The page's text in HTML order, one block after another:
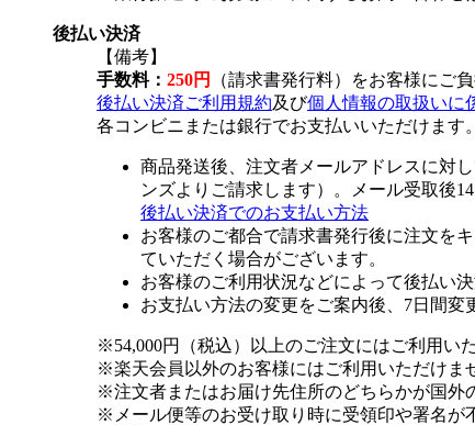
後払い決済
【備考】
手数料： 250円
（請求書発行料）をお客様にご
後払い決済ご利用規約及び個人情報の取扱いに
各コンビニまたは銀行でお支払いいただけます。
商品発送後、注文者メールアドレスに対
ンズよりご請求します）。メール受取後
後払い決済でのお支払い方法
お客様のご都合で請求書発行後に注文を
ていただく場合がございます。
お客様のご利用状況などによって後払い
お支払い方法の変更をご案内後、7日間変
※54,000円（税込）以上のご注文にはご利用い
※楽天会員以外のお客様にはご利用いただけま
※注文者またはお届け先住所のどちらかが国外
※メール便等のお受け取り時に受領印や署名が